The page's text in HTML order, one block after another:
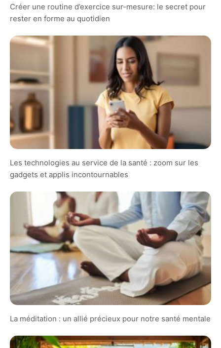
Créer une routine d’exercice sur-mesure: le secret pour
rester en forme au quotidien
Les technologies au service de la santé : zoom sur les
gadgets et applis incontournables
La méditation : un allié précieux pour notre santé mentale